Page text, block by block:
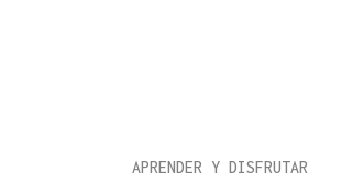
APRENDER Y DISFRUTAR